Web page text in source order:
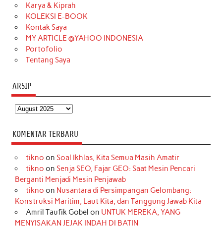
k
a
m
Karya & Kiprah
KOLEKSI E-BOOK
Kontak Saya
MY ARTICLE @YAHOO INDONESIA
Portofolio
Tentang Saya
ARSIP
Arsip
KOMENTAR TERBARU
tikno on Soal Ikhlas, Kita Semua Masih Amatir
tikno on Senja SEO, Fajar GEO: Saat Mesin Pencari
Berganti Menjadi Mesin Penjawab
tikno on Nusantara di Persimpangan Gelombang:
Konstruksi Maritim, Laut Kita, dan Tanggung Jawab Kita
Amril Taufik Gobel on UNTUK MEREKA, YANG
MENYISAKAN JEJAK INDAH DI BATIN